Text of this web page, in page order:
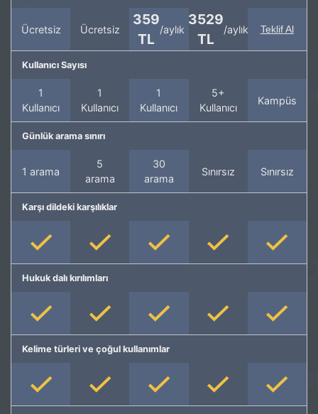
Ücretsiz Ücretsiz
359
TL
/aylık
3529
TL
/aylık Teklif Al
Kullanıcı Sayısı
1
Kullanıcı
1
Kullanıcı
1
Kullanıcı
5+
Kullanıcı
Kampüs
Günlük arama sınırı
1 arama
5
arama
30
arama
Sınırsız Sınırsız
Karşı dildeki karşılıklar
Hukuk dalı kırılımları
Kelime türleri ve çoğul kullanımlar